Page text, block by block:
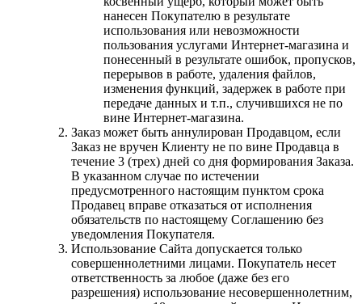
нанесен Покупателю в результате
использования или невозможности
пользования услугами Интернет-магазина и
понесенный в результате ошибок, пропусков,
перерывов в работе, удаления файлов,
изменения функций, задержек в работе при
передаче данных и т.п., случившихся не по
вине Интернет-магазина.
Заказ может быть аннулирован Продавцом, если
Заказ не вручен Клиенту не по вине Продавца в
течение 3 (трех) дней со дня формирования Заказа.
В указанном случае по истечении
предусмотренного настоящим пунктом срока
Продавец вправе отказаться от исполнения
обязательств по настоящему Соглашению без
уведомления Покупателя.
Использование Сайта допускается только
совершеннолетними лицами. Покупатель несет
ответственность за любое (даже без его
разрешения) использование несовершеннолетним,